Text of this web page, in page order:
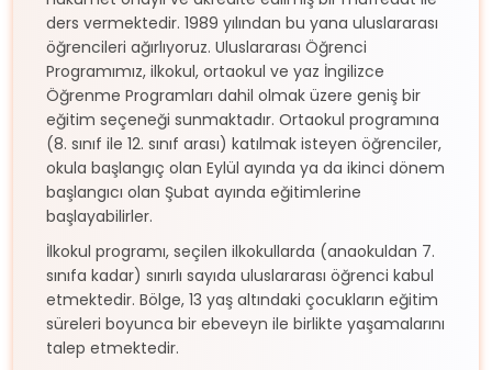
ders vermektedir. 1989 yılından bu yana uluslararası
öğrencileri ağırlıyoruz. Uluslararası Öğrenci
Programımız, ilkokul, ortaokul ve yaz İngilizce
Öğrenme Programları dahil olmak üzere geniş bir
eğitim seçeneği sunmaktadır. Ortaokul programına
(8. sınıf ile 12. sınıf arası) katılmak isteyen öğrenciler,
okula başlangıç olan Eylül ayında ya da ikinci dönem
başlangıcı olan Şubat ayında eğitimlerine
başlayabilirler.
İlkokul programı, seçilen ilkokullarda (anaokuldan 7.
sınıfa kadar) sınırlı sayıda uluslararası öğrenci kabul
etmektedir. Bölge, 13 yaş altındaki çocukların eğitim
süreleri boyunca bir ebeveyn ile birlikte yaşamalarını
talep etmektedir.